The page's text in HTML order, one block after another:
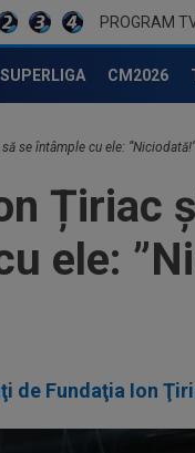
PROGRAM
SUPERLIGA CM2026
se întâmple cu ele: ”Niciodată!”
Țiriac
ele:
de Fundaţia Ion